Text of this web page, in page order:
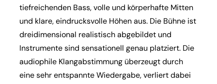
tiefreichenden Bass, volle und körperhafte Mitten
und klare, eindrucksvolle Höhen aus. Die Bühne ist
dreidimensional realistisch abgebildet und
Instrumente sind sensationell genau platziert. Die
audiophile Klangabstimmung überzeugt durch
eine sehr entspannte Wiedergabe, verliert dabei